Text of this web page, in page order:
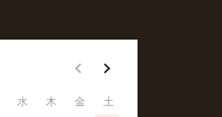
水 木 金
土